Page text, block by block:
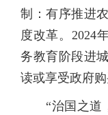
制：有序推进
度改革。2024
务教育阶段进
读或享受政府购
“治国之道，